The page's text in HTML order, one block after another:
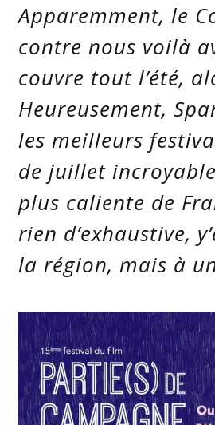
Apparemment, le
contre nous voilà
couvre tout l’été,
Heureusement,
les meilleurs
de juillet
plus caliente de
rien d’exhaustive,
la région, mais à